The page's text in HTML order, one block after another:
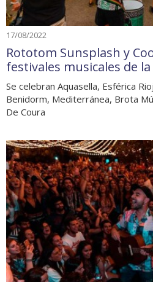
17/08/2022
Rototom Sunsplash y
festivales musicales de
Se celebran Aquasella, Esférica
Benidorm, Mediterránea, Brota
De Coura